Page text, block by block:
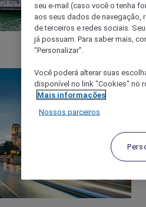
seu e-mail (caso você o tenha
aos seus dados de navegação,
de terceiros e redes sociais.
já possuam. Para saber mais,
“Personalizar”.
Você poderá alterar suas
disponível no link "Cookies" no
Mais informações
Nossos parceiros